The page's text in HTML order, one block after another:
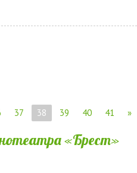
37 38 39 40 41 »
«Брест»